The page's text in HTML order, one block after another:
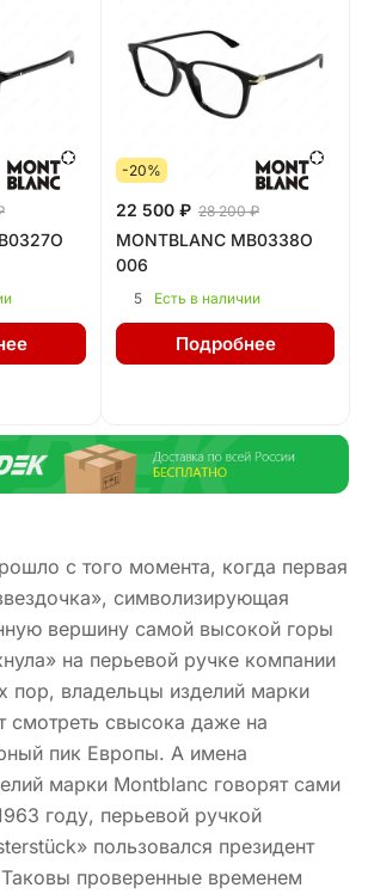
-20%
22 500 ₽ 28 200 ₽
MONTBLANC MB0338O
006
5 Есть в наличии
Подробнее
с того момента, когда первая
символизирующая
вершину самой высокой горы
на перьевой ручке компании
пор, владельцы изделий марки
смотреть свысока даже на
пик Европы. А имена
марки Montblanc говорят сами
году, перьевой ручкой
пользовался президент
проверенные временем